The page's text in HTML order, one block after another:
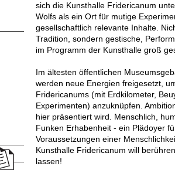
sich die Kunsthalle Fridericanum
Wolfs als ein Ort für mutige
gesellschaftlich relevante Inhalte.
Tradition, sondern gestische,
im Programm der Kunsthalle groß
Im ältesten öffentlichen
werden neue Energien freigesetzt,
Fridericanums (mit Erdkilometer,
Experimenten) anzuknüpfen.
hier präsentiert wird. Menschlich,
Funken Erhabenheit - ein Plädoyer
Voraussetzungen einer
Kunsthalle Fridericanum will
lassen!